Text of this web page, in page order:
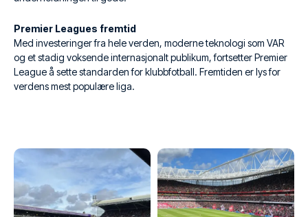
Premier Leagues fremtid
Med investeringer fra hele verden, moderne teknologi som VAR
og et stadig voksende internasjonalt publikum, fortsetter Premier
League å sette standarden for klubbfotball. Fremtiden er lys for
verdens mest populære liga.